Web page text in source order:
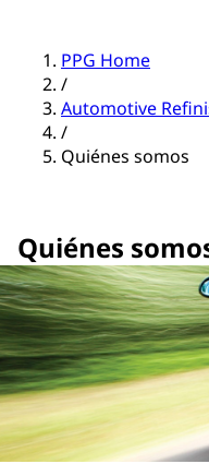
PPG Home
/
Automotive
/
Quiénes somos
Quiénes